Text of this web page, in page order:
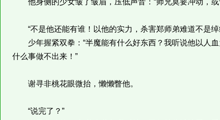
他身侧的少女皱了皱眉，压低声音：“师兄莫要冲动，或
“不是他还能有谁！以他的实力，杀害郑师弟难道不是绰
少年握紧双拳：“半魔能有什么好东西？我听说他以人血
什么事做不出来！”
谢寻非桃花眼微抬，懒懒瞥他。
“说完了？”